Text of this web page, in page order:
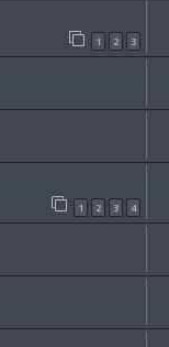
1 2 3
1 2 3 4